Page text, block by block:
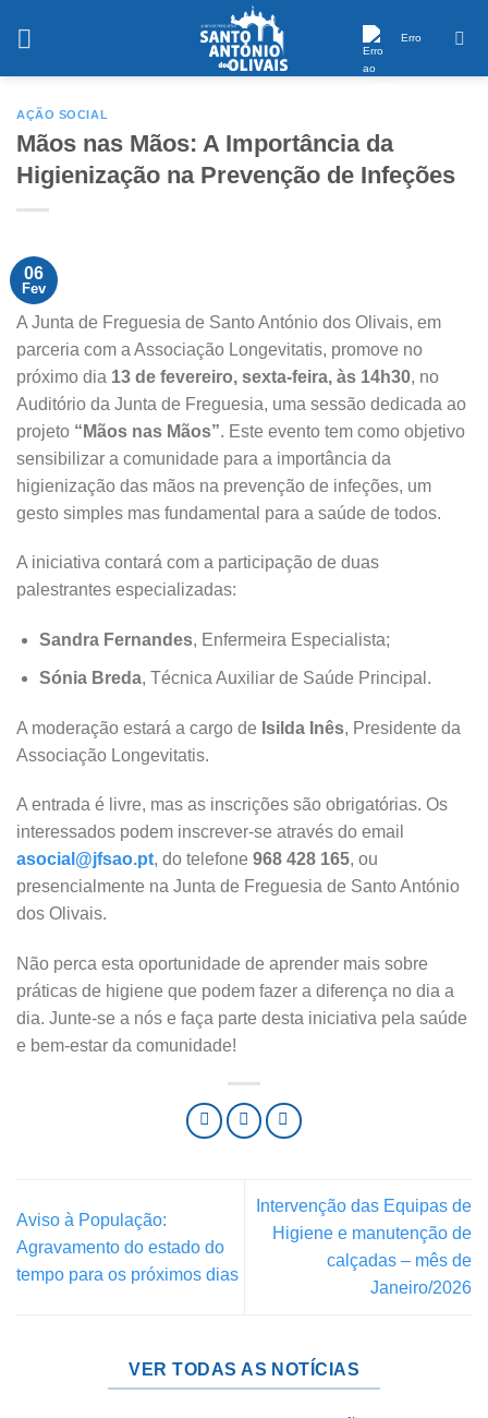
Erro
AÇÃO SOCIAL
Mãos nas Mãos: A Importância da
Higienização na Prevenção de Infeções
06
Fev
A Junta de Freguesia de Santo António dos Olivais, em
parceria com a Associação Longevitatis, promove no
próximo dia 13 de fevereiro, sexta-feira, às 14h30, no
Auditório da Junta de Freguesia, uma sessão dedicada ao
projeto “Mãos nas Mãos”. Este evento tem como objetivo
sensibilizar a comunidade para a importância da
higienização das mãos na prevenção de infeções, um
gesto simples mas fundamental para a saúde de todos.
A iniciativa contará com a participação de duas
palestrantes especializadas:
Sandra Fernandes, Enfermeira Especialista;
Sónia Breda, Técnica Auxiliar de Saúde Principal.
A moderação estará a cargo de Isilda Inês, Presidente da
Associação Longevitatis.
A entrada é livre, mas as inscrições são obrigatórias. Os
interessados podem inscrever-se através do email
asocial@jfsao.pt, do telefone 968 428 165, ou
presencialmente na Junta de Freguesia de Santo António
dos Olivais.
Não perca esta oportunidade de aprender mais sobre
práticas de higiene que podem fazer a diferença no dia a
dia. Junte-se a nós e faça parte desta iniciativa pela saúde
e bem-estar da comunidade!
Aviso à População:
Agravamento do estado do
tempo para os próximos dias
Intervenção das Equipas de
Higiene e manutenção de
calçadas – mês de
Janeiro/2026
VER TODAS AS NOTÍCIAS